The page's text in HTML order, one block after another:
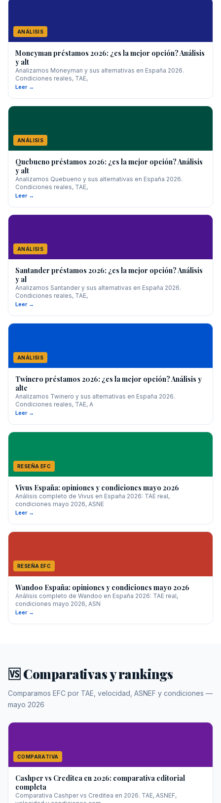
ANÁLISIS
Moneyman préstamos 2026: ¿es la mejor opción? Análisis
y alt
Analizamos Moneyman y sus alternativas en España 2026.
Condiciones reales, TAE,
Leer →
ANÁLISIS
Quebueno préstamos 2026: ¿es la mejor opción? Análisis
y alt
Analizamos Quebueno y sus alternativas en España 2026.
Condiciones reales, TAE,
Leer →
ANÁLISIS
Santander préstamos 2026: ¿es la mejor opción? Análisis
y al
Analizamos Santander y sus alternativas en España 2026.
Condiciones reales, TAE,
Leer →
ANÁLISIS
Twinero préstamos 2026: ¿es la mejor opción? Análisis y
alte
Analizamos Twinero y sus alternativas en España 2026.
Condiciones reales, TAE, A
Leer →
RESEÑA EFC
Vivus España: opiniones y condiciones mayo 2026
Análisis completo de Vivus en España 2026: TAE real,
condiciones mayo 2026, ASNE
Leer →
RESEÑA EFC
Wandoo España: opiniones y condiciones mayo 2026
Análisis completo de Wandoo en España 2026: TAE real,
condiciones mayo 2026, ASN
Leer →
🆚 Comparativas y rankings
Comparamos EFC por TAE, velocidad, ASNEF y condiciones —
mayo 2026
COMPARATIVA
Cashper vs Creditea en 2026: comparativa editorial
completa
Comparativa Cashper vs Creditea en 2026. TAE, ASNEF,